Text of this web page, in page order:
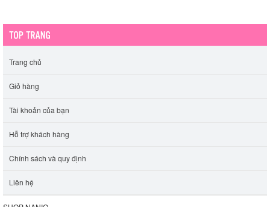
Trang chủ
Giỏ hàng
Tài khoản của bạn
Hỗ trợ khách hàng
Chính sách và quy định
Liên hệ